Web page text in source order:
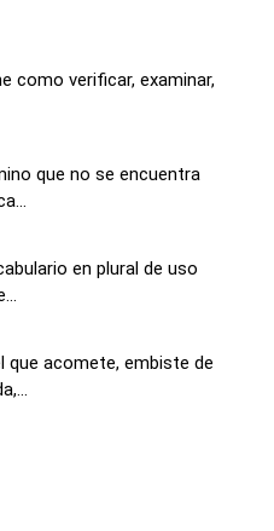
como verificar, examinar,
que no se encuentra
en plural de uso
que acomete, embiste de